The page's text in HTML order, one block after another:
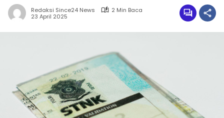
Redaksi Since24 News
2 Min Baca
23 April 2025